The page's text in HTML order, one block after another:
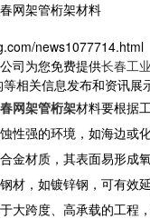
网架管桁架材料
news1077714.html
司为您免费提供长春工
相关信息发布和资讯展
网架管桁架材料要根据
性强的环境，如海边或
金材质，其表面易形成
材，如镀锌钢，可有效
大跨度、高承载的工程